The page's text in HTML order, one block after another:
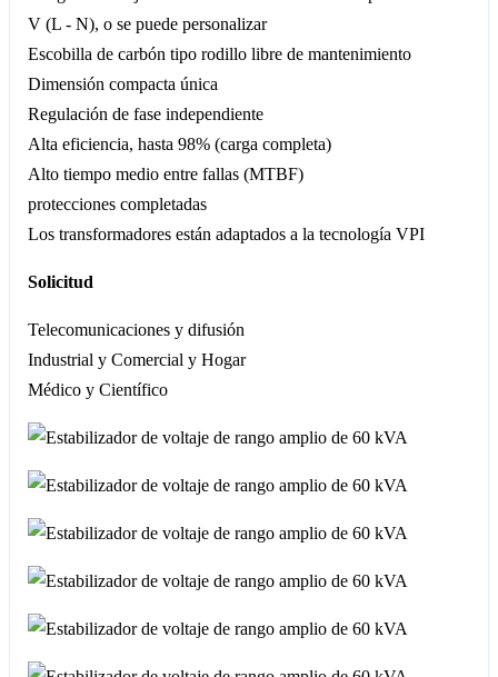
V (L - N), o se puede personalizar
Escobilla de carbón tipo rodillo libre de mantenimiento
Dimensión compacta única
Regulación de fase independiente
Alta eficiencia, hasta 98% (carga completa)
Alto tiempo medio entre fallas (MTBF)
protecciones completadas
Los transformadores están adaptados a la tecnología VPI
Solicitud
Telecomunicaciones y difusión
Industrial y Comercial y Hogar
Médico y Científico